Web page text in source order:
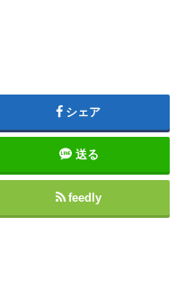
シェア
送る
feedly